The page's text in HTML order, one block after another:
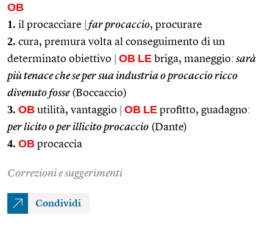
OB
1. il procacciare far procaccio, procurare
2. cura, premura volta al conseguimento di un
determinato obiettivo
OB LE briga, maneggio: sarà
più tenace che se per sua industria o procaccio ricco
divenuto fosse(Boccaccio)
3. OB utilità, vantaggio OB LE profitto, guadagno:
per licito o per illicito procaccio (Dante)
4. OB procaccia
Correzioni e suggerimenti
Condividi